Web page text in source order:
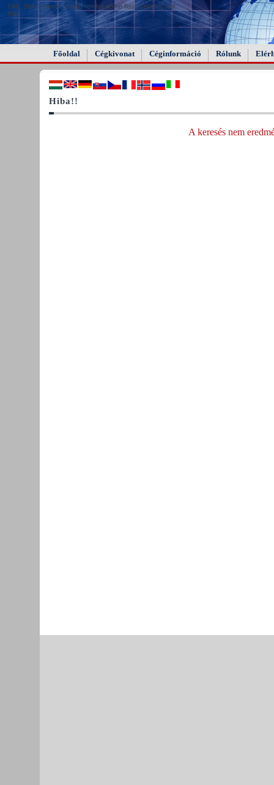
FAIL (the browser should render some flash content, not
this).
Főoldal Cégkivonat Céginformáció Rólunk
Hiba!!
A keresés nem